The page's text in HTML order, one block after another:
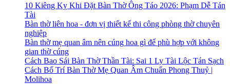
10 Kiêng Kỵ Khi Đặt Bàn Thờ Ông Táo 2026: Phạm Dễ Tán
Tài
Bàn thờ liên hoa - đơn vị thiết kế thi công phòng thờ chuyên
nghiệp
Bàn thờ mẹ quan âm nên cúng hoa gì để phù hợp với không
gian thờ cúng
Cách Bao Sái Bàn Thờ Thần Tài: Sai 1 Ly Tài Lộc Tán Sạch
Cách Bố Trí Bàn Thờ Mẹ Quan Âm Chuẩn Phong Thuỷ |
Molihoa